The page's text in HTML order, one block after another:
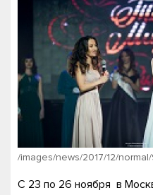
/images/news/2017/12/
C 23 по 26 ноября в